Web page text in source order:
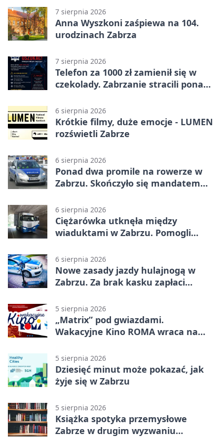
7 sierpnia 2026
Anna Wyszkoni zaśpiewa na 104.
urodzinach Zabrza
7 sierpnia 2026
Telefon za 1000 zł zamienił się w
czekolady. Zabrzanie stracili ponad
6 sierpnia 2026
Krótkie filmy, duże emocje - LUMEN
rozświetli Zabrze
6 sierpnia 2026
Ponad dwa promile na rowerze w
Zabrzu. Skończyło się mandatem
6 sierpnia 2026
Ciężarówka utknęła między
wiaduktami w Zabrzu. Pomogli
6 sierpnia 2026
Nowe zasady jazdy hulajnogą w
Zabrzu. Za brak kasku zapłaci
5 sierpnia 2026
„Matrix” pod gwiazdami.
Wakacyjne Kino ROMA wraca na
5 sierpnia 2026
Dziesięć minut może pokazać, jak
żyje się w Zabrzu
5 sierpnia 2026
Książka spotyka przemysłowe
Zabrze w drugim wyzwaniu